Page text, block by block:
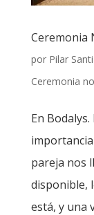
Ceremonia
por Pilar
Ceremonia
En
pareja nos
disponible,
está, y una